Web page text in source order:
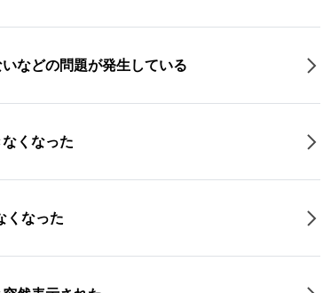
などの問題が発生している
くなった
くなった